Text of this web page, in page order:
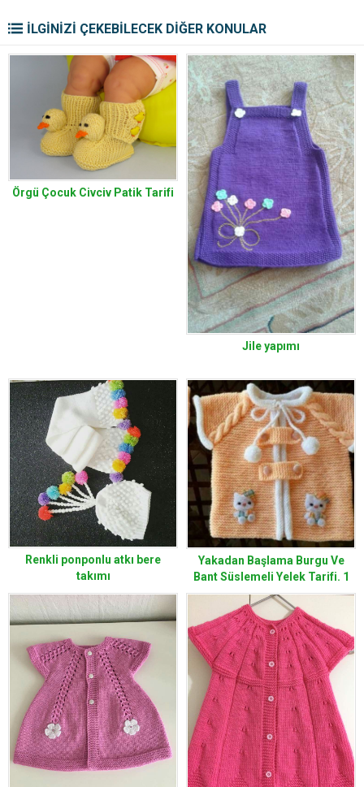
İLGİNİZİ ÇEKEBİLECEK DİĞER KONULAR
Örgü Çocuk Civciv Patik Tarifi
Jile yapımı
Renkli ponponlu atkı bere
takımı
Yakadan Başlama Burgu Ve
Bant Süslemeli Yelek Tarifi. 1
yaş.